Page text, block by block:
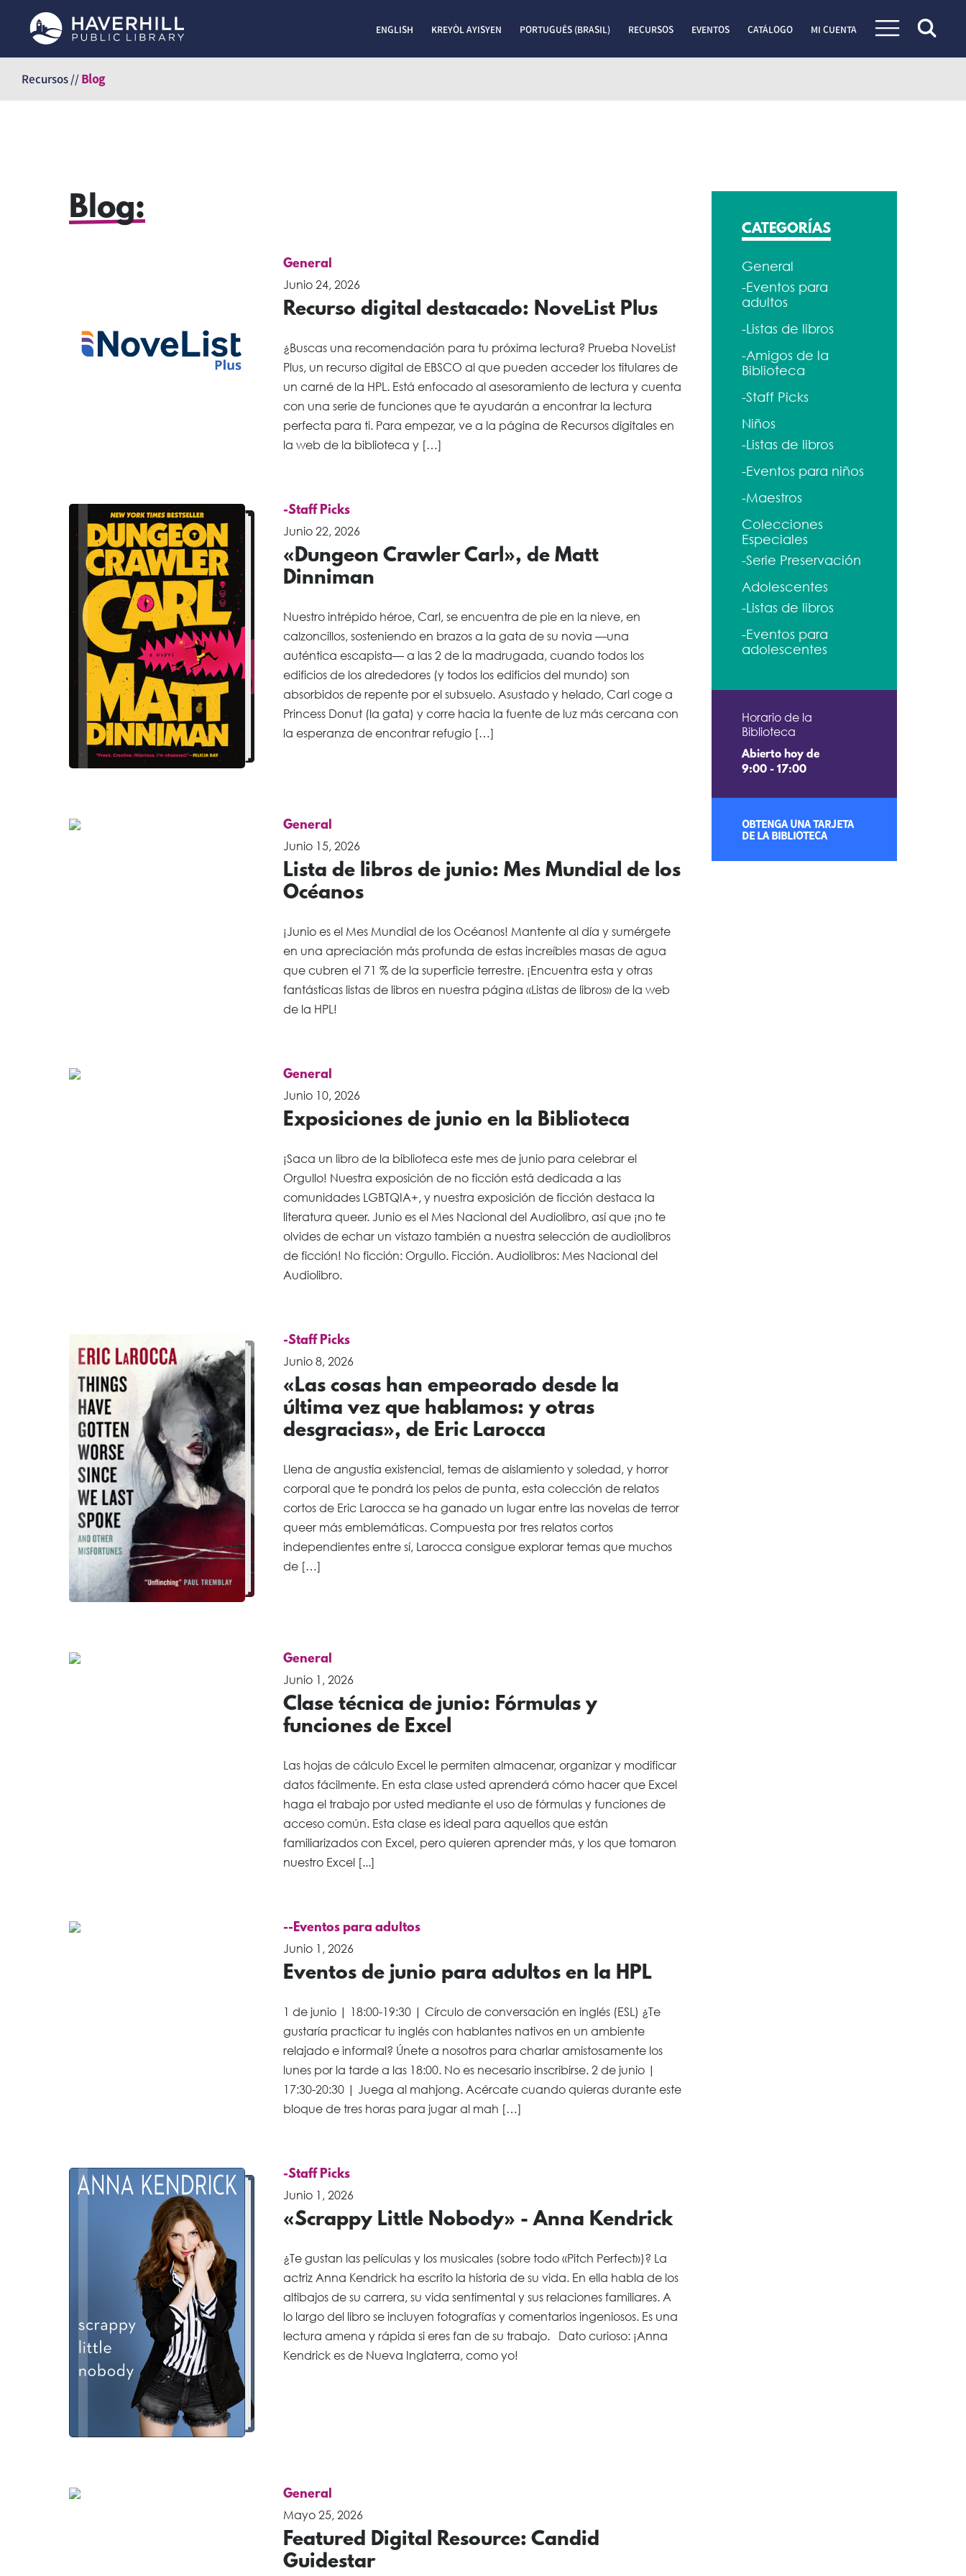
contenido
ENGLISH KREYÒL AYISYEN PORTUGUÊS (BRASIL) RECURSOS EVENTOS CATÁLOGO MI CUENTA
Recursos //Blog
Blog:
General
Junio 24, 2026
Recurso digital destacado: NoveList Plus
¿Buscas una recomendación para tu próxima lectura? Prueba NoveList
Plus, un recurso digital de EBSCO al que pueden acceder los titulares de
un carné de la HPL. Está enfocado al asesoramiento de lectura y cuenta
con una serie de funciones que te ayudarán a encontrar la lectura
perfecta para ti. Para empezar, ve a la página de Recursos digitales en
la web de la biblioteca y […]
-Staff Picks
Junio 22, 2026
«Dungeon Crawler Carl», de Matt
Dinniman
Nuestro intrépido héroe, Carl, se encuentra de pie en la nieve, en
calzoncillos, sosteniendo en brazos a la gata de su novia —una
auténtica escapista— a las 2 de la madrugada, cuando todos los
edificios de los alrededores (y todos los edificios del mundo) son
absorbidos de repente por el subsuelo. Asustado y helado, Carl coge a
Princess Donut (la gata) y corre hacia la fuente de luz más cercana con
la esperanza de encontrar refugio […]
General
Junio 15, 2026
Lista de libros de junio: Mes Mundial de los
Océanos
¡Junio es el Mes Mundial de los Océanos! Mantente al día y sumérgete
en una apreciación más profunda de estas increíbles masas de agua
que cubren el 71 % de la superficie terrestre. ¡Encuentra esta y otras
fantásticas listas de libros en nuestra página «Listas de libros» de la web
de la HPL!
General
Junio 10, 2026
Exposiciones de junio en la Biblioteca
¡Saca un libro de la biblioteca este mes de junio para celebrar el
Orgullo! Nuestra exposición de no ficción está dedicada a las
comunidades LGBTQIA+, y nuestra exposición de ficción destaca la
literatura queer. Junio es el Mes Nacional del Audiolibro, así que ¡no te
olvides de echar un vistazo también a nuestra selección de audiolibros
de ficción! No ficción: Orgullo. Ficción. Audiolibros: Mes Nacional del
Audiolibro.
-Staff Picks
Junio 8, 2026
«Las cosas han empeorado desde la
última vez que hablamos: y otras
desgracias», de Eric Larocca
Llena de angustia existencial, temas de aislamiento y soledad, y horror
corporal que te pondrá los pelos de punta, esta colección de relatos
cortos de Eric Larocca se ha ganado un lugar entre las novelas de terror
queer más emblemáticas. Compuesta por tres relatos cortos
independientes entre sí, Larocca consigue explorar temas que muchos
de […]
General
Junio 1, 2026
Clase técnica de junio: Fórmulas y
funciones de Excel
Las hojas de cálculo Excel le permiten almacenar, organizar y modificar
datos fácilmente. En esta clase usted aprenderá cómo hacer que Excel
haga el trabajo por usted mediante el uso de fórmulas y funciones de
acceso común. Esta clase es ideal para aquellos que están
familiarizados con Excel, pero quieren aprender más, y los que tomaron
nuestro Excel [...]
--Eventos para adultos
Junio 1, 2026
Eventos de junio para adultos en la HPL
1 de junio | 18:00-19:30 | Círculo de conversación en inglés (ESL) ¿Te
gustaría practicar tu inglés con hablantes nativos en un ambiente
relajado e informal? Únete a nosotros para charlar amistosamente los
lunes por la tarde a las 18:00. No es necesario inscribirse. 2 de junio |
17:30-20:30 | Juega al mahjong. Acércate cuando quieras durante este
bloque de tres horas para jugar al mah […]
-Staff Picks
Junio 1, 2026
«Scrappy Little Nobody» - Anna Kendrick
¿Te gustan las películas y los musicales (sobre todo «Pitch Perfect»)? La
actriz Anna Kendrick ha escrito la historia de su vida. En ella habla de los
altibajos de su carrera, su vida sentimental y sus relaciones familiares. A
lo largo del libro se incluyen fotografías y comentarios ingeniosos. Es una
lectura amena y rápida si eres fan de su trabajo. Dato curioso: ¡Anna
Kendrick es de Nueva Inglaterra, como yo!
General
Mayo 25, 2026
Featured Digital Resource: Candid
Guidestar
CATEGORÍAS
General
-Eventos para
adultos
-Listas de libros
-Amigos de la
Biblioteca
-Staff Picks
Niños
-Listas de libros
-Eventos para niños
-Maestros
Colecciones
Especiales
-Serie Preservación
Adolescentes
-Listas de libros
-Eventos para
adolescentes
Horario de la
Biblioteca
Abierto hoy de
9:00 - 17:00
OBTENGA UNA TARJETA
DE LA BIBLIOTECA